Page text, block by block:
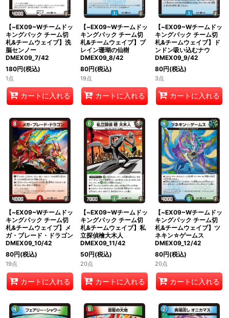
【~EX09~Wチームドッ
キングパック チーム切
札&チームウェイブ】洗
脳センノー
DMEX09_7/42
180円(税込)
1点
カートに入れる
【~EX09~Wチームドッ
キングパック チーム切
札&チームウェイブ】ブ
レイン珊瑚の仙樹
DMEX09_8/42
80円(税込)
19点
カートに入れる
【~EX09~Wチームドッ
キングパック チーム切
札&チームウェイブ】ド
ンドン吸い込むナウ
DMEX09_9/42
80円(税込)
3点
カートに入れる
【~EX09~Wチームドッ
キングパック チーム切
札&チームウェイブ】メ
ガ・ブレード・ドラゴン
DMEX09_10/42
80円(税込)
19点
カートに入れる
【~EX09~Wチームドッ
キングパック チーム切
札&チームウェイブ】私
立探偵檜大木人
DMEX09_11/42
50円(税込)
20点
カートに入れる
【~EX09~Wチームドッ
キングパック チーム切
札&チームウェイブ】ツ
ネキン☆ゲームス
DMEX09_12/42
80円(税込)
20点
カートに入れる